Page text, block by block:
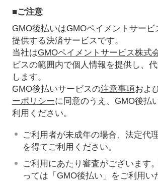
■ご注意
GMO後払いはGMOペイメントサービ
提供する決済サービスです。
当社はGMOペイメントサービス株式
ビスの範囲内で個人情報を提供し、
します。
GMO後払いサービスの注意事項およ
ーポリシーに同意のうえ、GMO後払
利用ください。
ご利用者が未成年の場合、法定代
を得てご利用ください。
ご利用にあたり審査がございます
っては「GMO後払い」をご利用い